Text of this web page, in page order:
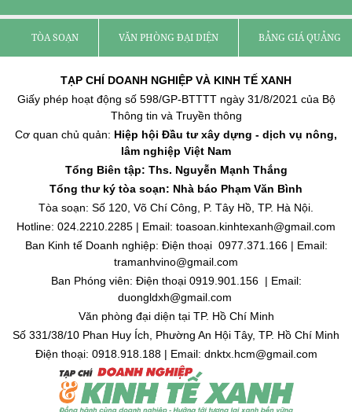
TÒA SOẠN VĂN PHÒNG ĐẠI DIỆN BẢNG GIÁ QUẢNG
TẠP CHÍ DOANH NGHIỆP VÀ KINH TẾ XANH
Giấy phép hoạt động số 598/GP-BTTTT ngày 31/8/2021 của Bộ
Thông tin và Truyền thông
Cơ quan chủ quản: Hiệp hội Đầu tư xây dựng - dịch vụ nông,
lâm nghiệp Việt Nam
Tổng Biên tập: Ths. Nguyễn Mạnh Thắng
Tổng thư ký tòa soạn: Nhà báo Phạm Văn Bình
Tòa soạn: Số 120, Võ Chí Công, P. Tây Hồ, TP. Hà Nội.
Hotline: 024.2210.2285 | Email: toasoan.kinhtexanh@gmail.com
Ban Kinh tế Doanh nghiệp: Điện thoại 0977.371.166 | Email:
tramanhvino@gmail.com
Ban Phóng viên: Điện thoại 0919.901.156 | Email:
duongldxh@gmail.com
Văn phòng đại diện tại TP. Hồ Chí Minh
Số 331/38/10 Phan Huy Ích, Phường An Hội Tây, TP. Hồ Chí Minh
Điện thoại: 0918.918.188 | Email: dnktx.hcm@gmail.com